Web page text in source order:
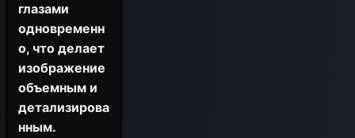
глазами
одновременн
о, что делает
изображение
объемным и
детализирова
нным.